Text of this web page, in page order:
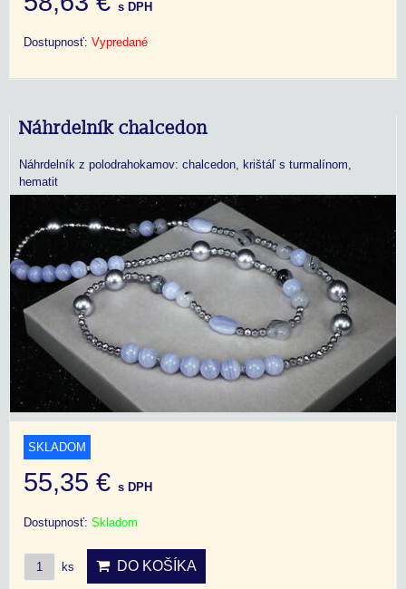
s DPH
Dostupnosť: Vypredané
Náhrdelník chalcedon
Náhrdelník z polodrahokamov: chalcedon, krištáľ s turmalínom,
hematit
SKLADOM
55,35 € s DPH
Dostupnosť: Skladom
ks DO KOŠÍKA